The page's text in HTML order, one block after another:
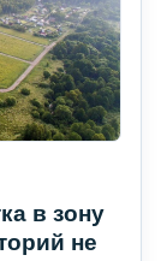
в зону
не